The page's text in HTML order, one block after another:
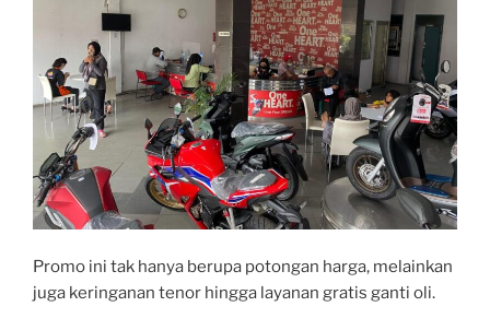
Promo ini tak hanya berupa potongan harga, melainkan
juga keringanan tenor hingga layanan gratis ganti oli.